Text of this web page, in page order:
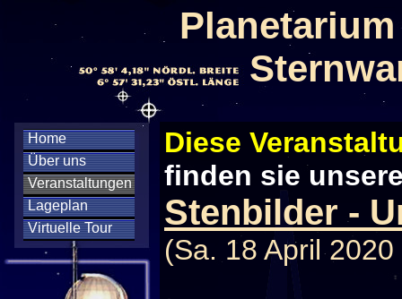
Home
Über uns
Veranstaltungen
Lageplan
Virtuelle Tour
Diese
finden sie
Stenbilder -
(Sa. 18 April